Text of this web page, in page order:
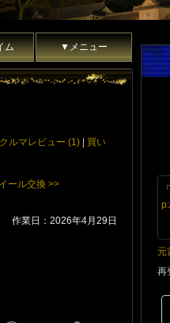
ム ▼メニュー
クルマレビュー (1)
買い
ール交換 >>
作業日：2026年4月29日
元
再